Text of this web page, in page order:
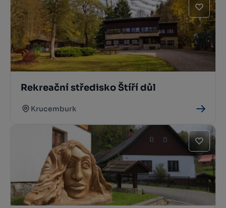
Rekreační středisko Štíří důl
Krucemburk